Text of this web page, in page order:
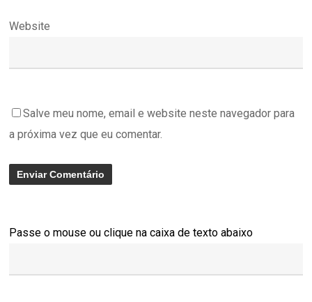
Website
Salve meu nome, email e website neste navegador para
a próxima vez que eu comentar.
Passe o mouse ou clique na caixa de texto abaixo